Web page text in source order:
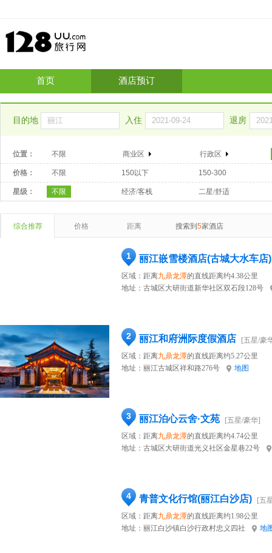
首页 酒店预订
目的地 入住 退房
位置： 不限 商业区 行政区
价格： 不限 150以下 150-300
星级： 不限 经济/客栈 二星/舒适
综合推荐 价格 距离 搜索到 5家酒店
1 丽江嵌雪楼酒店(古城大水车店)
区域：距离九鼎龙潭的直线距离约4.38公里
地址： 古城区大研街道新华社区双石段128号
2 丽江和府洲际度假酒店
[五星/豪
区域：距离九鼎龙潭的直线距离约5.27公里
地址： 丽江古城区祥和路276号 地图
3 丽江泊心云舍·文苑
[五星/豪华]
区域：距离九鼎龙潭的直线距离约4.74公里
地址： 古城区大研街道光义社区金星巷22号
4 青普文化行馆(丽江白沙店)
[五
区域：距离九鼎龙潭的直线距离约1.98公里
地址： 丽江白沙镇白沙行政村忠义四社 地